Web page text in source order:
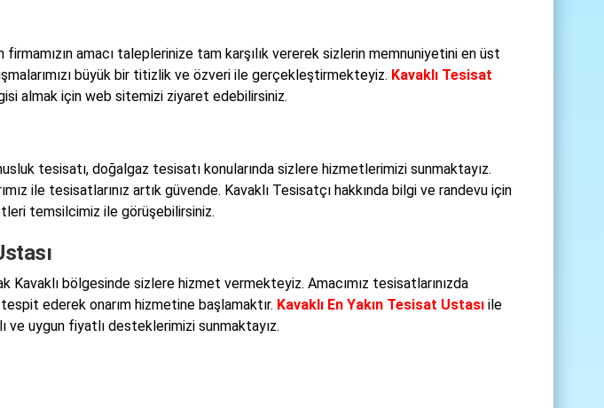
amacı taleplerinize tam karşılık vererek sizlerin memnuniyetini en üst
büyük bir titizlik ve özveri ile gerçekleştirmekteyiz. Kavaklı Tesisat
almak için web sitemizi ziyaret edebilirsiniz.
tesisatı, doğalgaz tesisatı konularında sizlere hizmetlerimizi sunmaktayız.
ile tesisatlarınız artık güvende. Kavaklı Tesisatçı hakkında bilgi ve randevu için
temsilcimiz ile görüşebilirsiniz.
Kavaklı bölgesinde sizlere hizmet vermekteyiz. Amacımız tesisatlarınızda
tespit ederek onarım hizmetine başlamaktır. Kavaklı En Yakın Tesisat Ustası ile
ve uygun fiyatlı desteklerimizi sunmaktayız.